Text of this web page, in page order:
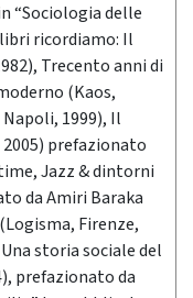
“Sociologia delle
libri ricordiamo: Il
Trecento anni di
(Kaos,
Napoli, 1999), Il
prefazionato
Jazz & dintorni
da Amiri Baraka
Firenze,
storia sociale del
prefazionato da